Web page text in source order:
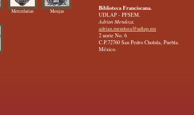
Mercedarias Monjas Biblioteca Franciscana.
UDLAP - PFSEM.
Adrian Mendoza.
adrian.mendoza@udlap.mx
2 norte No. 6
C.P.72760 San Pedro Cholula, Puebla.
México.